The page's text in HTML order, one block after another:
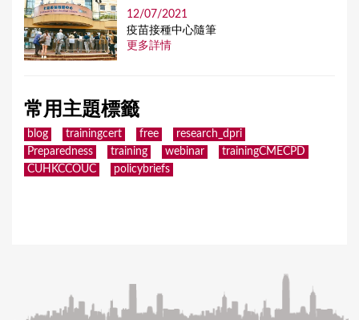
12/07/2021
疫苗接種中心隨筆
更多詳情
常用主題標籤
blog trainingcert free
research_dpri
Preparedness
training webinar
trainingCMECPD
CUHKCCOUC
policybriefs